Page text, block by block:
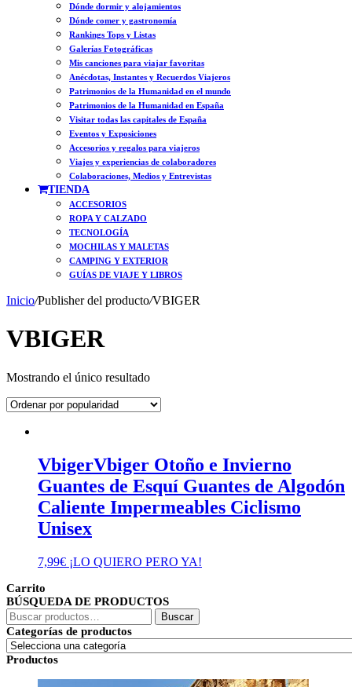
Dónde dormir y alojamientos
Dónde comer y gastronomía
Rankings Tops y Listas
Galerías Fotográficas
Mis canciones para viajar favoritas
Anécdotas, Instantes y Recuerdos Viajeros
Patrimonios de la Humanidad en el mundo
Patrimonios de la Humanidad en España
Visitar todas las capitales de España
Eventos y Exposiciones
Accesorios y regalos para viajeros
Viajes y experiencias de colaboradores
Colaboraciones, Medios y Entrevistas
TIENDA
ACCESORIOS
ROPA Y CALZADO
TECNOLOGÍA
MOCHILAS Y MALETAS
CAMPING Y EXTERIOR
GUÍAS DE VIAJE Y LIBROS
Inicio/Publisher del producto/VBIGER
VBIGER
Mostrando el único resultado
VbigerVbiger Otoño e Invierno
Guantes de Esquí Guantes de Algodón
Caliente Impermeables Ciclismo
Unisex
7,99€ ¡LO QUIERO PERO YA!
Carrito
BÚSQUEDA DE PRODUCTOS
Buscar
por:
Buscar
Categorías de productos
Productos